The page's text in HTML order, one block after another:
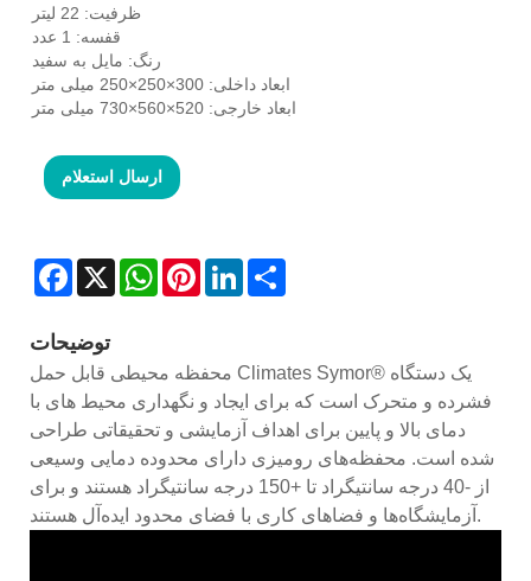
ظرفیت: 22 لیتر
قفسه: 1 عدد
رنگ: مایل به سفید
ابعاد داخلی: 300×250×250 میلی متر
ابعاد خارجی: 520×560×730 میلی متر
ارسال استعلام
Facebook
X WhatsAppPinterestLinkedIn
توضیحات
محفظه محیطی قابل حمل Climates Symor® یک دستگاه
فشرده و متحرک است که برای ایجاد و نگهداری محیط های با
دمای بالا و پایین برای اهداف آزمایشی و تحقیقاتی طراحی
شده است. محفظه‌های رومیزی دارای محدوده دمایی وسیعی
از -40 درجه سانتیگراد تا +150 درجه سانتیگراد هستند و برای
آزمایشگاه‌ها و فضاهای کاری با فضای محدود ایده‌آل هستند.